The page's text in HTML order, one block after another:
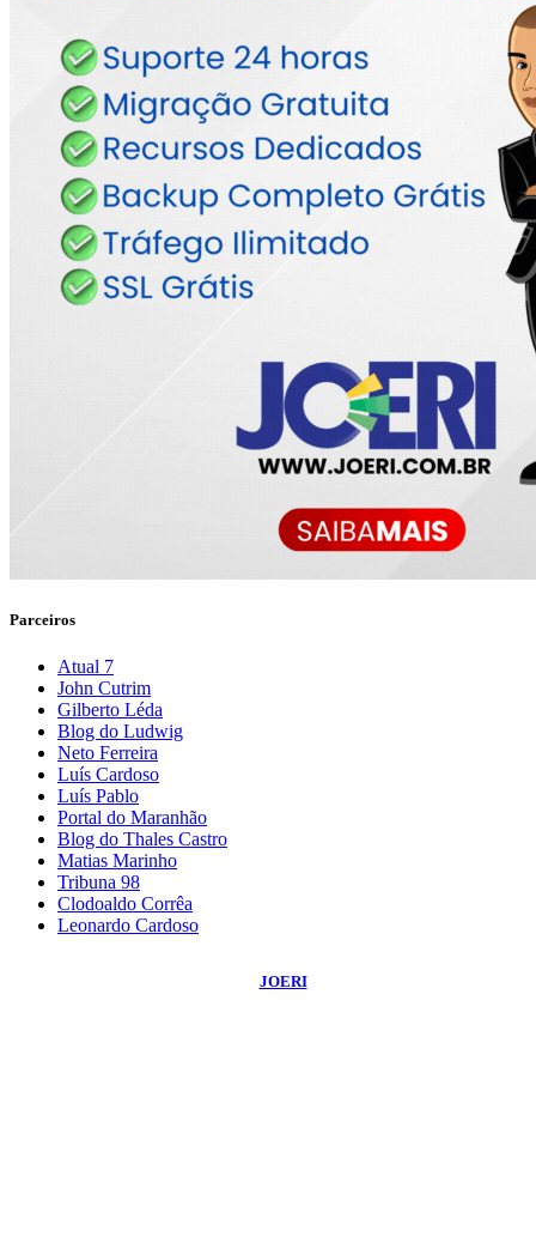
Parceiros
Atual 7
John Cutrim
Gilberto Léda
Blog do Ludwig
Neto Ferreira
Luís Cardoso
Luís Pablo
Portal do Maranhão
Blog do Thales Castro
Matias Marinho
Tribuna 98
Clodoaldo Corrêa
Leonardo Cardoso
JOERI